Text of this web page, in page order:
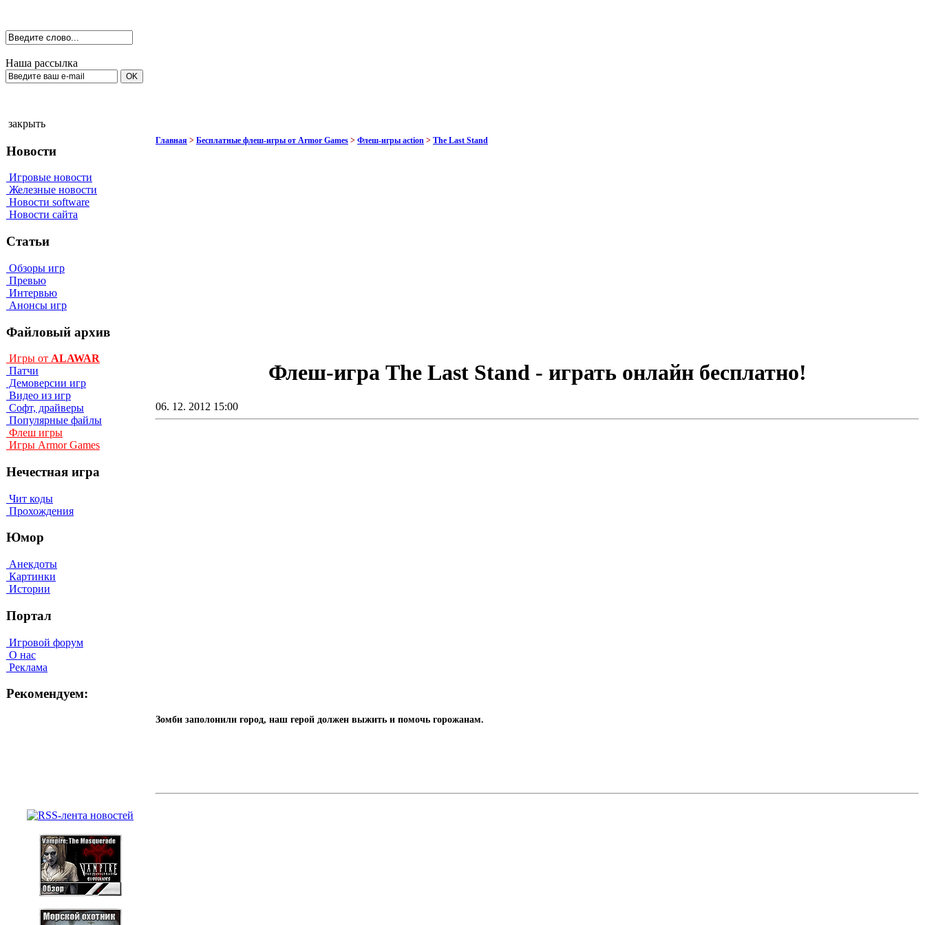
Наша рассылка
закрыть
Новости
Игровые новости
Железные новости
Новости software
Новости сайта
Статьи
Обзоры игр
Превью
Интервью
Анонсы игр
Файловый архив
Игры от ALAWAR
Патчи
Демоверсии игр
Видео из игр
Софт, драйверы
Популярные файлы
Флеш игры
Игры Armor Games
Нечестная игра
Чит коды
Прохождения
Юмор
Анекдоты
Картинки
Истории
Портал
Игровой форум
О нас
Реклама
Рекомендуем:
Главная > Бесплатные флеш-игры от Armor Games > Флеш-игры action > The Last Stand
Флеш-игра The Last Stand - играть онлайн бесплатно!
06. 12. 2012 15:00
Зомби заполонили город, наш герой должен выжить и помочь горожанам.